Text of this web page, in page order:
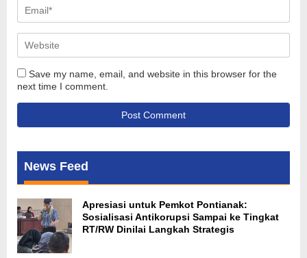
Save my name, email, and website in this browser for the
next time I comment.
News Feed
Apresiasi untuk Pemkot Pontianak:
Sosialisasi Antikorupsi Sampai ke Tingkat
RT/RW Dinilai Langkah Strategis